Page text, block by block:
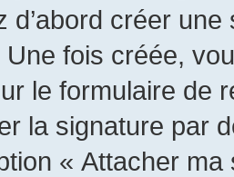
d’abord créer
Une fois créée,
le formulaire de
la signature par
« Attacher